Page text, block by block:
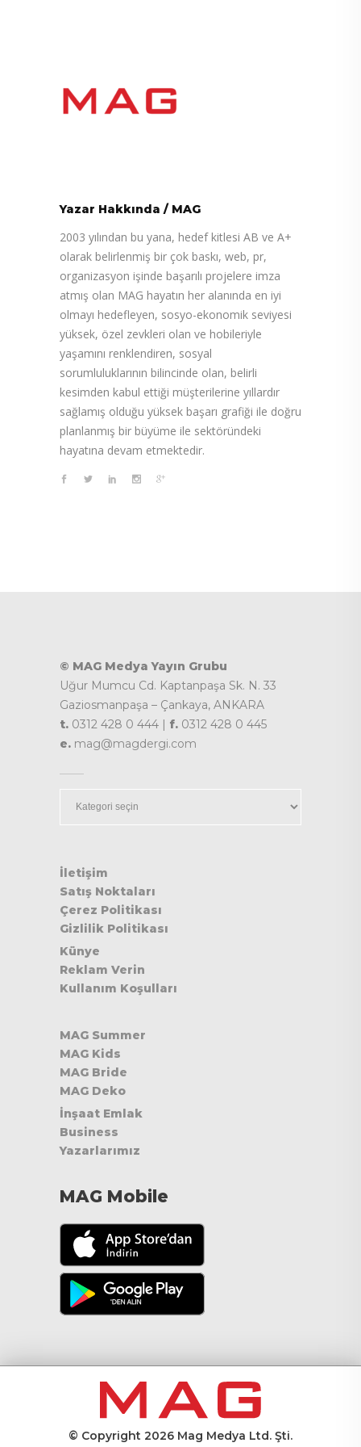
Yazar Hakkında / MAG
2003 yılından bu yana, hedef kitlesi AB ve A+
olarak belirlenmiş bir çok baskı, web, pr,
organizasyon işinde başarılı projelere imza
atmış olan MAG hayatın her alanında en iyi
olmayı hedefleyen, sosyo-ekonomik seviyesi
yüksek, özel zevkleri olan ve hobileriyle
yaşamını renklendiren, sosyal
sorumluluklarının bilincinde olan, belirli
kesimden kabul ettiği müşterilerine yıllardır
sağlamış olduğu yüksek başarı grafiği ile doğru
planlanmış bir büyüme ile sektöründeki
hayatına devam etmektedir.
© MAG Medya Yayın Grubu
Uğur Mumcu Cd. Kaptanpaşa Sk. N. 33
Gaziosmanpaşa – Çankaya, ANKARA
t. 0312 428 0 444 | f. 0312 428 0 445
e. mag@magdergi.com
İletişim
Satış Noktaları
Çerez Politikası
Gizlilik Politikası
Künye
Reklam Verin
Kullanım Koşulları
MAG Summer
MAG Kids
MAG Bride
MAG Deko
İnşaat Emlak
Business
Yazarlarımız
MAG Mobile
© Copyright 2026 Mag Medya Ltd. Şti.